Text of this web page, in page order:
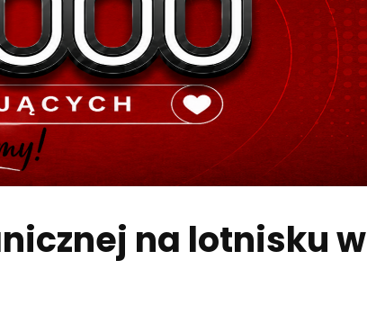
na lotnisku w